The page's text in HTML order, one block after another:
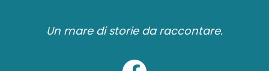
Un mare di storie da raccontare.